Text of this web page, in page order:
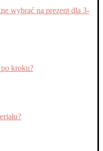
wybrać na prezent dla 3-
po kroku?